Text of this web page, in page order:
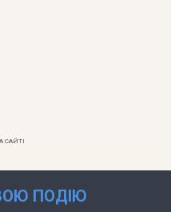
САЙТІ
ПОДІЮ